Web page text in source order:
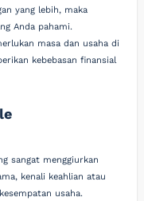
yang lebih, maka
Anda pahami.
masa dan usaha di
kebebasan finansial
sangat menggiurkan
kenali keahlian atau
usaha.